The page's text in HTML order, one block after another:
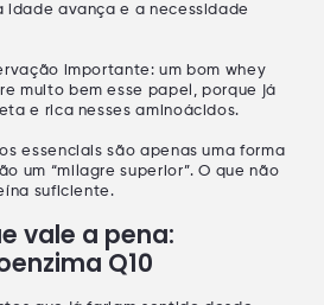
idade avança e a necessidade
importante: um bom whey
muito bem esse papel, porque já
e rica nesses aminoácidos.
essenciais são apenas uma forma
um “milagre superior”. O que não
suficiente .
vale a pena:
Q10